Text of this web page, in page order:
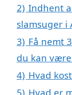
2) Indhent
slamsuger i
3) Få nemt
du kan
4) Hvad
5) Hvad er